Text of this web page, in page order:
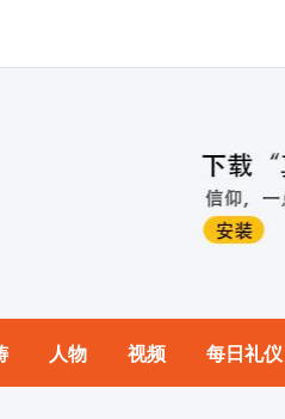
人物 视频 每日礼仪